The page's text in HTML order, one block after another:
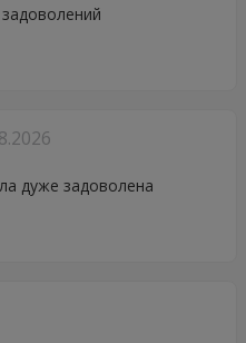
дуже задоволена